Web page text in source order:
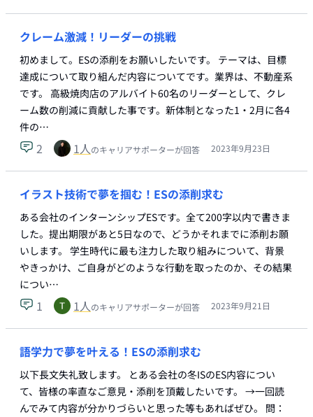
クレーム激減！リーダーの挑戦
初めまして。ESの添削をお願いしたいです。 テーマは、目標
達成について取り組んだ内容についてです。業界は、不動産系
です。 高級焼肉店のアルバイト60名のリーダーとして、クレ
ーム数の削減に貢献した事です。新体制となった1・2月に各4
件の…
2 1人のキャリアサポーターが回答 2023年9月23日
イラスト技術で夢を掴む！ESの添削求む
ある会社のインターンシップESです。全て200字以内で書きま
した。提出期限があと5日なので、どうかそれまでに添削お願
いします。 学⽣時代に最も注⼒した取り組みについて、背景
やきっかけ、ご自身がどのような⾏動を取ったのか、その結果
につい…
1 1人のキャリアサポーターが回答 2023年9月21日
語学力で夢を叶える！ESの添削求む
以下長文失礼致します。 とある会社の冬ISのES内容につい
て、皆様の率直なご意見・添削を頂戴したいです。 →一回読
んでみて内容が分かりづらいと思った等もあればぜひ。 問：